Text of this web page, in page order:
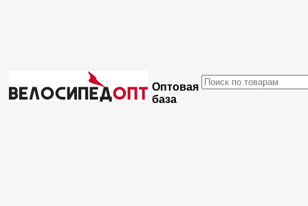
Оптовая
база